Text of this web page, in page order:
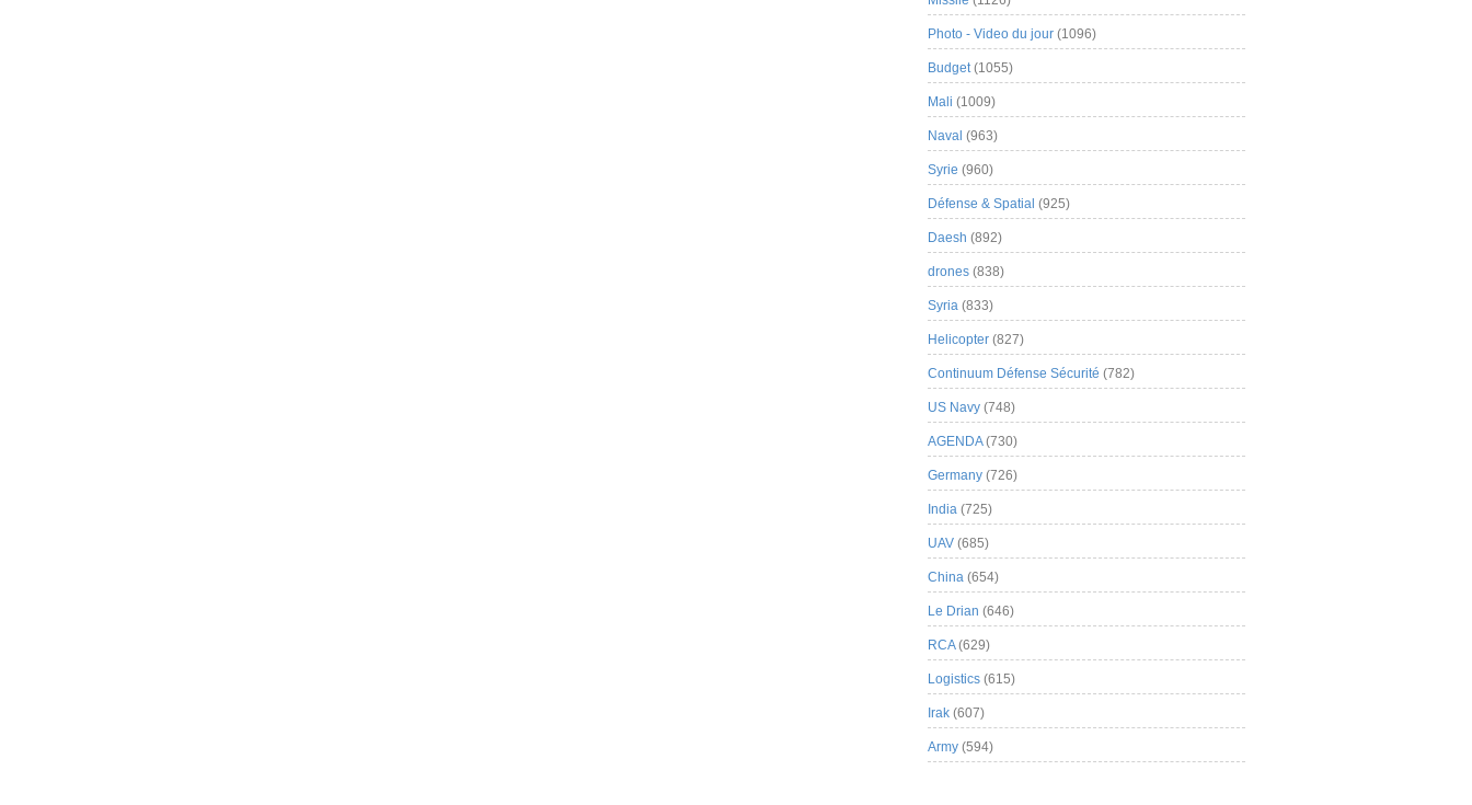
Photo - Video du jour (1096)
Budget(1055)
Mali (1009)
Naval (963)
Syrie (960)
Défense & Spatial (925)
Daesh (892)
drones (838)
Syria (833)
Helicopter (827)
Continuum Défense Sécurité (782)
US Navy (748)
AGENDA(730)
Germany (726)
India (725)
UAV (685)
China (654)
Le Drian (646)
RCA(629)
Logistics (615)
Irak (607)
Army (594)